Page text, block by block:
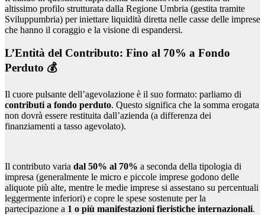
altissimo profilo strutturata dalla Regione Umbria (gestita tramite
Sviluppumbria) per iniettare liquidità diretta nelle casse delle imprese
che hanno il coraggio e la visione di espandersi.
L’Entità del Contributo: Fino al 70% a Fondo
Perduto 💰
Il cuore pulsante dell’agevolazione è il suo formato: parliamo di
contributi a fondo perduto. Questo significa che la somma erogata
non dovrà essere restituita dall’azienda (a differenza dei
finanziamenti a tasso agevolato).
Il contributo varia dal 50% al 70% a seconda della tipologia di
impresa (generalmente le micro e piccole imprese godono delle
aliquote più alte, mentre le medie imprese si assestano su percentuali
leggermente inferiori) e copre le spese sostenute per la
partecipazione a 1 o più manifestazioni fieristiche internazionali.